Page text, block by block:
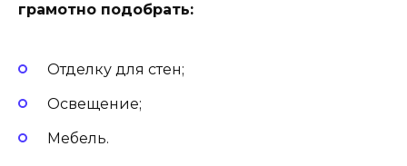
грамотно подобрать:
Отделку для стен;
Освещение;
Мебель.